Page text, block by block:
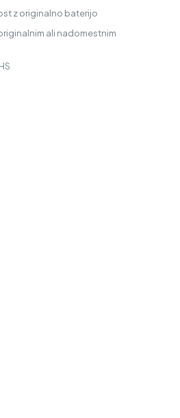
z originalno baterijo
ali nadomestnim